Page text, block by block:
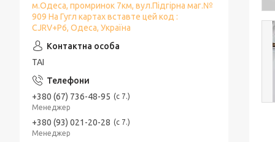
м.Одеса, промринок 7км, вул.Підгірна маг.№
909 На Гугл картах вставте цей код :
CJRV+P6, Одеса, Україна
ТАІ
+380 (67) 736-48-95
с 7.
Менеджер
+380 (93) 021-20-28
с 7.
Менеджер